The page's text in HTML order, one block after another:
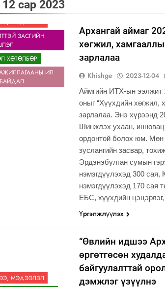
салбар зөвлөл” аяны хүрээнд зохион
аудитын дүгнэлт
12 сар 2023
МЭДЭЭЛЭЛ
ЗАСГИЙН
ХӨТӨЛБӨР
ИЛ
Архангай аймаг
хөгжил,
зарлалаа
Khishge 2023-12-04
Аймгийн ИТХ-ын ээлжит
оныг “Хүүхдийн хөгжил,
зарлалаа. Энэ хүрээнд
Шинжлэх ухаан,
ордонтой болох юм. Мөн
зуслангийн засвар,
Эрдэнэбулган сумын
нэмэгдүүлэхэд 300 сая,
нэмэгдүүлэхэд 170 сая
ЕБС, хүүхдийн
Үргэлжлүүлэх
МЭДЭЭЛЭЛ
“Өвлийн идшээ
өргөтгөсөн
байгуулалттай
дэмжлэг үзүүлнэ